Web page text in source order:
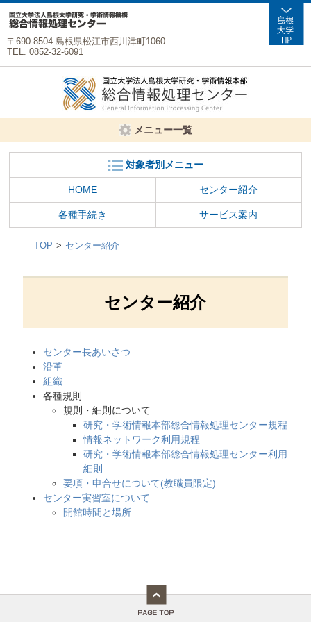
〒690-8504 島根県松江市西川津町1060
TEL. 0852-32-6091
メニュー一覧
対象者別メニュー
HOME センター紹介
各種手続き サービス案内
TOP センター紹介
センター紹介
センター長あいさつ
沿革
組織
各種規則
規則・細則について
研究・学術情報本部総合情報処理センター規程
情報ネットワーク利用規程
研究・学術情報本部総合情報処理センター利用
細則
要項・申合せについて(教職員限定)
センター実習室について
開館時間と場所